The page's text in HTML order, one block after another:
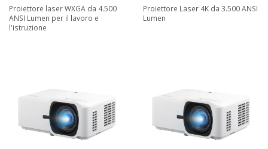
Proiettore laser WXGA da 4.500
ANSI Lumen per il lavoro e
l'istruzione
Proiettore Laser 4K da 3.500 ANSI
Lumen